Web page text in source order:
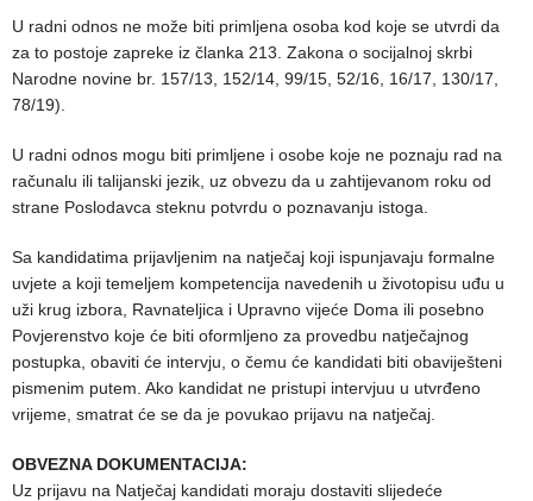
U radni odnos ne može biti primljena osoba kod koje se utvrdi da
za to postoje zapreke iz članka 213. Zakona o socijalnoj skrbi
Narodne novine br. 157/13, 152/14, 99/15, 52/16, 16/17, 130/17,
78/19).
U radni odnos mogu biti primljene i osobe koje ne poznaju rad na
računalu ili talijanski jezik, uz obvezu da u zahtijevanom roku od
strane Poslodavca steknu potvrdu o poznavanju istoga.
Sa kandidatima prijavljenim na natječaj koji ispunjavaju formalne
uvjete a koji temeljem kompetencija navedenih u životopisu uđu u
uži krug izbora, Ravnateljica i Upravno vijeće Doma ili posebno
Povjerenstvo koje će biti oformljeno za provedbu natječajnog
postupka, obaviti će intervju, o čemu će kandidati biti obaviješteni
pismenim putem. Ako kandidat ne pristupi intervjuu u utvrđeno
vrijeme, smatrat će se da je povukao prijavu na natječaj.
OBVEZNA DOKUMENTACIJA:
Uz prijavu na Natječaj kandidati moraju dostaviti slijedeće